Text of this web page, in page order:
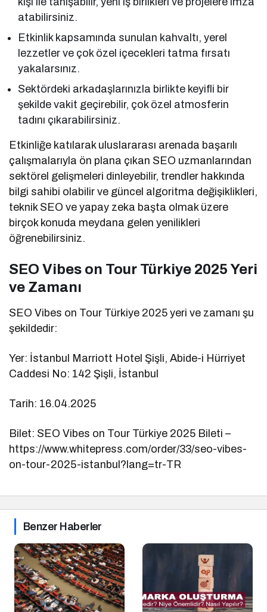
atabilirsiniz.
Etkinlik kapsamında sunulan kahvaltı, yerel
lezzetler ve çok özel içecekleri tatma fırsatı
yakalarsınız.
Sektördeki arkadaşlarınızla birlikte keyifli bir
şekilde vakit geçirebilir, çok özel atmosferin
tadını çıkarabilirsiniz.
Etkinliğe katılarak uluslararası arenada başarılı
çalışmalarıyla ön plana çıkan SEO uzmanlarından
sektörel gelişmeleri dinleyebilir, trendler hakkında
bilgi sahibi olabilir ve güncel algoritma değişiklikleri,
teknik SEO ve yapay zeka başta olmak üzere
birçok konuda meydana gelen yenilikleri
öğrenebilirsiniz.
SEO Vibes on Tour Türkiye 2025 Yeri
ve Zamanı
SEO Vibes on Tour Türkiye 2025 yeri ve zamanı şu
şekildedir:
Yer: İstanbul Marriott Hotel Şişli, Abide-i Hürriyet
Caddesi No: 142 Şişli, İstanbul
Tarih: 16.04.2025
Bilet: SEO Vibes on Tour Türkiye 2025 Bileti –
https://www.whitepress.com/order/33/seo-vibes-
on-tour-2025-istanbul?lang=tr-TR
Benzer Haberler